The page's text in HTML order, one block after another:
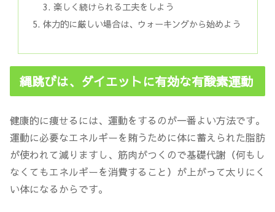
楽しく続けられる工夫をしよう
体力的に厳しい場合は、ウォーキングから始めよう
縄跳びは、ダイエットに有効な有酸素運動
健康的に痩せるには、運動をするのが一番よい方法です。
運動に必要なエネルギーを賄うために体に蓄えられた脂肪
が使われて減りますし、筋肉がつくので基礎代謝（何もし
なくてもエネルギーを消費すること）が上がって太りにく
い体になるからです。